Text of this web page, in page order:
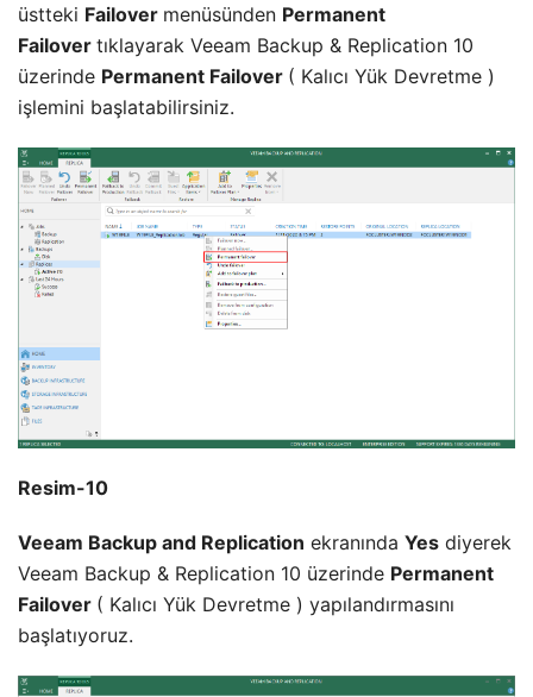
üstteki Failover menüsünden Permanent
Failover tıklayarak Veeam Backup & Replication 10
üzerinde Permanent Failover ( Kalıcı Yük Devretme )
işlemini başlatabilirsiniz.
Resim-10
Veeam Backup and Replication ekranında Yes diyerek
Veeam Backup & Replication 10 üzerinde Permanent
Failover ( Kalıcı Yük Devretme ) yapılandırmasını
başlatıyoruz.